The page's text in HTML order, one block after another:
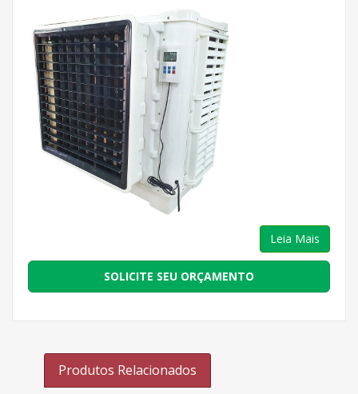
Leia Mais
SOLICITE SEU ORÇAMENTO
Produtos Relacionados